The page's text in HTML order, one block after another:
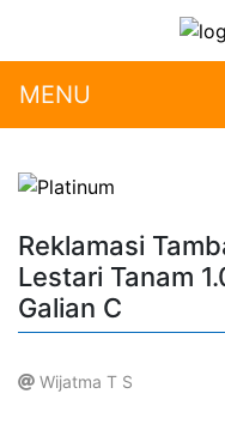
MENU
Reklamasi
Lestari Tanam
Galian C
Wijatma T S